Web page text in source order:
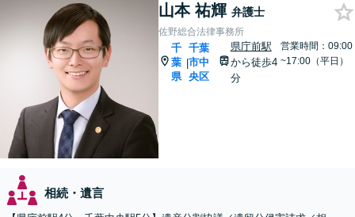
山本 祐輝 弁護士
佐野総合法律事務所
千
葉
県
|
千葉
市中
央区
県庁前駅
から徒歩4
分
営業時間：09:00
~17:00（平日）
相続・遺言